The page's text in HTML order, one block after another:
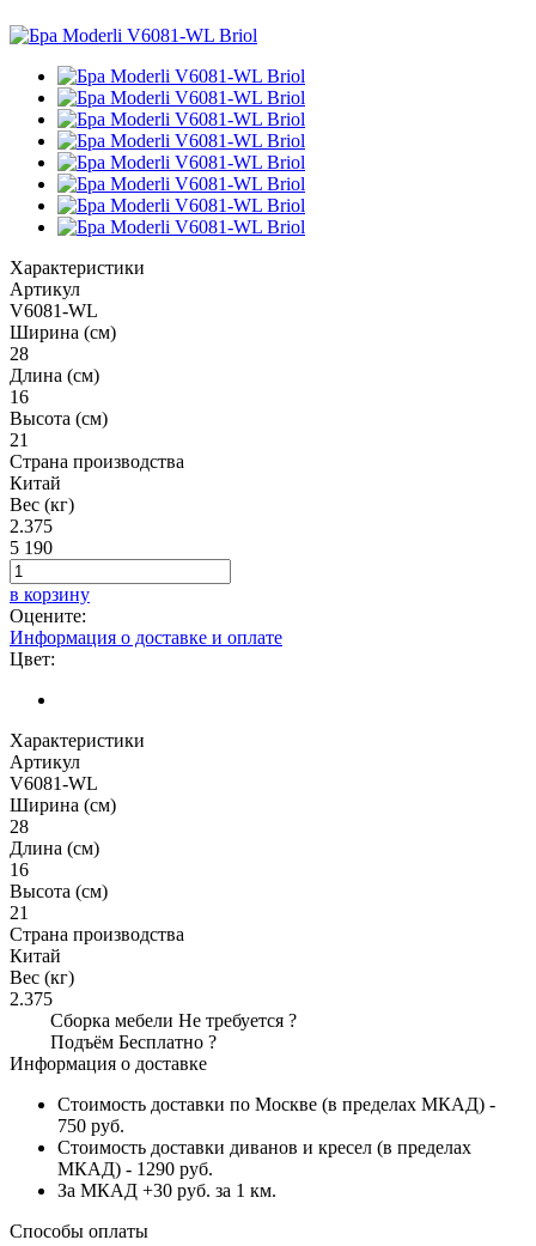
Характеристики
Артикул
V6081-WL
Ширина (см)
28
Длина (см)
16
Высота (см)
21
Страна производства
Китай
Вес (кг)
2.375
5 190
в корзину
Оцените:
Информация о доставке и оплате
Цвет:
Характеристики
Артикул
V6081-WL
Ширина (см)
28
Длина (см)
16
Высота (см)
21
Страна производства
Китай
Вес (кг)
2.375
Сборка мебели Не требуется ?
Подъём Бесплатно ?
Информация о доставке
Стоимость доставки по Москве (в пределах МКАД) -
750 руб.
Стоимость доставки диванов и кресел (в пределах
МКАД) - 1290 руб.
За МКАД +30 руб. за 1 км.
Способы оплаты